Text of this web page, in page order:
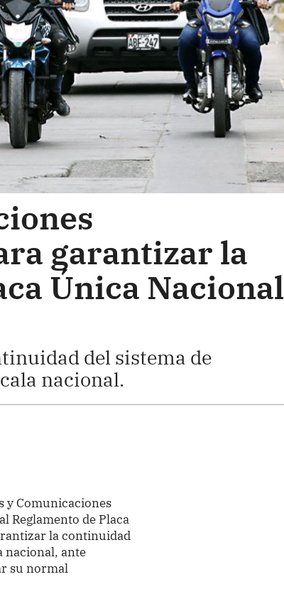
garantizar la
Única Nacional
del sistema de
nacional.
y Comunicaciones
Reglamento de Placa
la continuidad
nacional, ante
su normal